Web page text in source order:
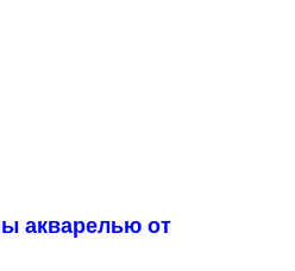
акварелью от